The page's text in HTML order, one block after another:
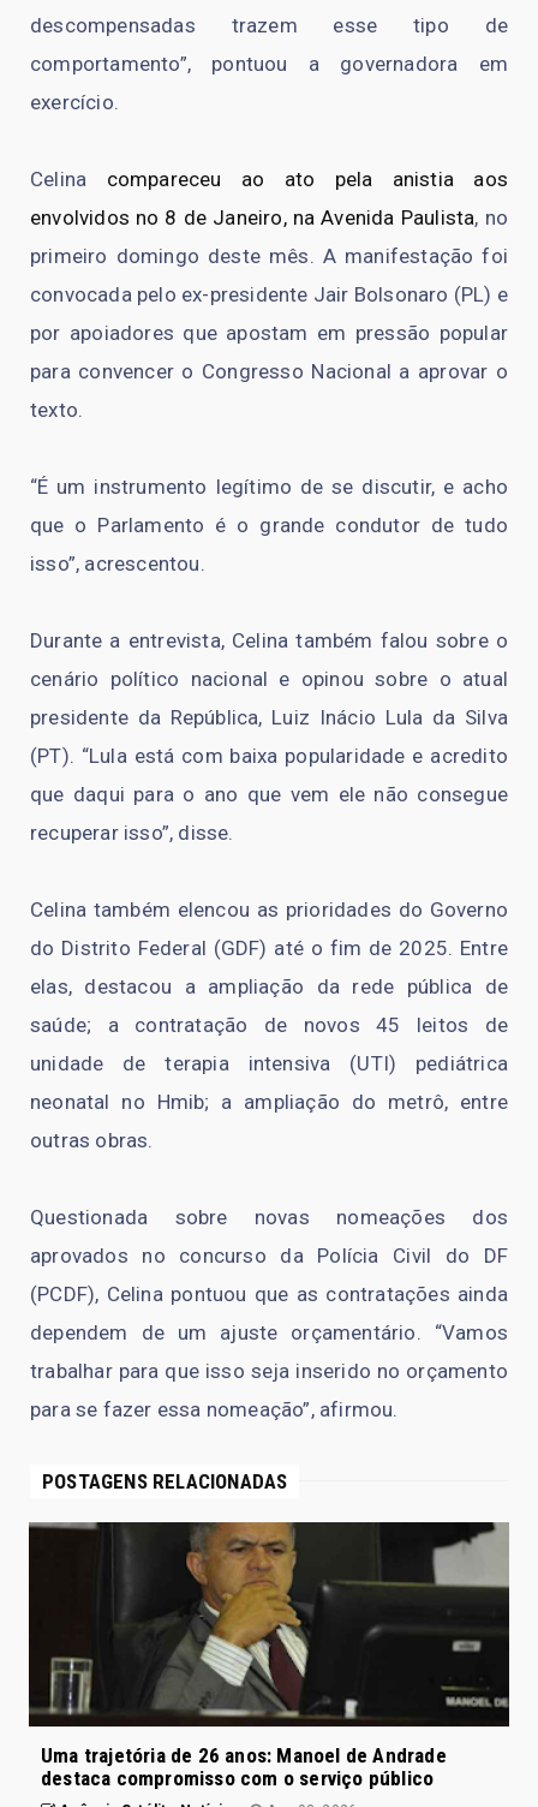
descompensadas trazem esse tipo de
comportamento”, pontuou a governadora em
exercício.
Celina compareceu ao ato pela anistia aos
envolvidos no 8 de Janeiro, na Avenida Paulista, no
primeiro domingo deste mês. A manifestação foi
convocada pelo ex-presidente Jair Bolsonaro (PL) e
por apoiadores que apostam em pressão popular
para convencer o Congresso Nacional a aprovar o
texto.
“É um instrumento legítimo de se discutir, e acho
que o Parlamento é o grande condutor de tudo
isso”, acrescentou.
Durante a entrevista, Celina também falou sobre o
cenário político nacional e opinou sobre o atual
presidente da República, Luiz Inácio Lula da Silva
(PT). “Lula está com baixa popularidade e acredito
que daqui para o ano que vem ele não consegue
recuperar isso”, disse.
Celina também elencou as prioridades do Governo
do Distrito Federal (GDF) até o fim de 2025. Entre
elas, destacou a ampliação da rede pública de
saúde; a contratação de novos 45 leitos de
unidade de terapia intensiva (UTI) pediátrica
neonatal no Hmib; a ampliação do metrô, entre
outras obras.
Questionada sobre novas nomeações dos
aprovados no concurso da Polícia Civil do DF
(PCDF), Celina pontuou que as contratações ainda
dependem de um ajuste orçamentário. “Vamos
trabalhar para que isso seja inserido no orçamento
para se fazer essa nomeação”, afirmou.
POSTAGENS RELACIONADAS
Uma trajetória de 26 anos: Manoel de Andrade
destaca compromisso com o serviço público